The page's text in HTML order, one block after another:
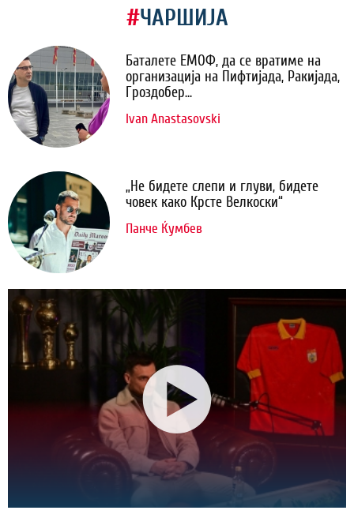
#ЧАРШИЈА
Баталете ЕМОФ, да се вратиме на
организација на Пифтијада, Ракијада,
Гроздобер...
Ivan Anastasovski
„Не бидете слепи и глуви, бидете
човек како Крсте Велкоски“
Панче Ќумбев